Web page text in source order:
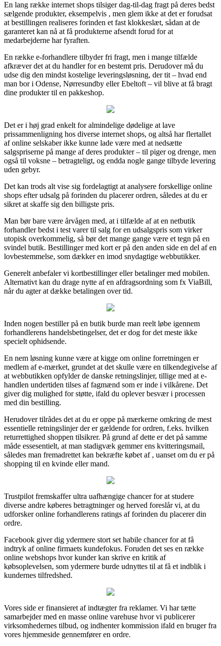
En lang række internet shops tilsiger dag-til-dag fragt på deres bedst
sælgende produkter, eksempelvis , men glem ikke at det er forudsat
at bestillingen realiseres forinden et fast klokkeslæt, sådan at de
garanteret kan nå at få produkterne afsendt forud for at
medarbejderne har fyraften.
En række e-forhandlere tilbyder fri fragt, men i mange tilfælde
afkræver det at du handler for en bestemt pris. Derudover må du
udse dig den mindst kostelige leveringsløsning, der tit – hvad end
man bor i Odense, Nørresundby eller Ebeltoft – vil blive at få bragt
dine produkter til en pakkeshop.
Det er i høj grad enkelt for almindelige dødelige at lave
prissammenligning hos diverse internet shops, og altså har flertallet
af online selskaber ikke kunne lade være med at nedsætte
salgspriserne på mange af deres produkter – til piger og drenge, men
også til voksne – betragteligt, og endda nogle gange tilbyde levering
uden gebyr.
Det kan trods alt vise sig fordelagtigt at analysere forskellige online
shops efter udsalg på forinden du placerer ordren, således at du er
sikret at skaffe sig den billigste pris.
Man bør bare være årvågen med, at i tilfælde af at en netbutik
forhandler bedst i test varer til salg for en udsalgspris som virker
utopisk overkommelig, så bør det mange gange være et tegn på en
svindel butik. Bestillinger med kort er på den anden side en del af en
lovbestemmelse, som dækker en imod snydagtige webbutikker.
Generelt anbefaler vi kortbestillinger eller betalinger med mobilen.
Alternativt kan du drage nytte af en afdragsordning som fx ViaBill,
når du agter at dække betalingen over tid.
Inden nogen bestiller på en butik burde man reelt løbe igennem
forhandlerens handelsbetingelser, det er dog for det meste ikke
specielt ophidsende.
En nem løsning kunne være at kigge om online forretningen er
medlem af e-mærket, grundet at det skulle være en tilkendegivelse af
at webbutikken opfylder de danske retningslinjer, tillige med at e-
handlen undertiden tilses af fagmænd som er inde i vilkårene. Det
giver dig mulighed for støtte, ifald du oplever besvær i processen
med din bestilling.
Herudover tilrådes det at du er oppe på mærkerne omkring de mest
essentielle retningslinjer der er gældende for ordren, f.eks. hvilken
returrettighed shoppen tilsikrer. På grund af dette er det på samme
måde essesentielt, at man stadigvæk gemmer ens kvitteringsmail,
således man fremadrettet kan bekræfte købet af , uanset om du er på
shopping til en kvinde eller mand.
Trustpilot fremskaffer ultra uafhængige chancer for at studere
diverse andre køberes betragtninger og herved foreslår vi, at du
udforsker online forhandlerens ratings af forinden du placerer din
ordre.
Facebook giver dig ydermere stort set habile chancer for at få
indtryk af online firmaets kundefokus. Foruden det ses en række
online webshops hvor kunder kan skrive en kritik af
købsoplevelsen, som ydermere burde udnyttes til at få et indblik i
kundernes tilfredshed.
Vores side er finansieret af indtægter fra reklamer. Vi har tætte
samarbejder med en masse online varehuse hvor vi publicerer
virksomhedernes tilbud, og indhenter kommission ifald en bruger fra
vores hjemmeside gennemfører en ordre.